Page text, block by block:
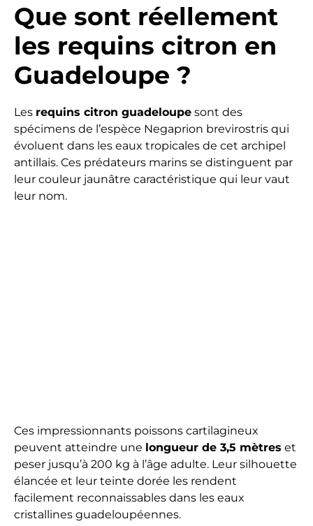
Que sont réellement
les requins citron en
Guadeloupe ?
Les requins citron guadeloupe sont des
spécimens de l’espèce Negaprion brevirostris qui
évoluent dans les eaux tropicales de cet archipel
antillais. Ces prédateurs marins se distinguent par
leur couleur jaunâtre caractéristique qui leur vaut
leur nom.
Ces impressionnants poissons cartilagineux
peuvent atteindre une longueur de 3,5 mètres et
peser jusqu’à 200 kg à l’âge adulte. Leur silhouette
élancée et leur teinte dorée les rendent
facilement reconnaissables dans les eaux
cristallines guadeloupéennes.